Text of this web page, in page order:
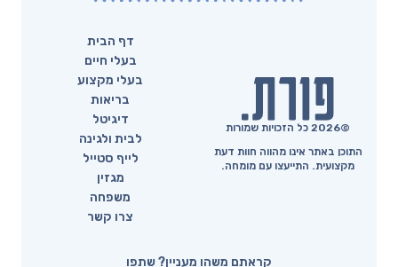
©2026 כל הזכויות שמורות
התוכן באתר אינו מהווה חוות דעת
מקצועית. התייעצו עם מומחה.
דף הבית
בעלי חיים
בעלי מקצוע
בריאות
דיגיטל
לבית ולגינה
לייף סטייל
מגזין
משפחה
צרו קשר
קראתם משהו מעניין? שתפו